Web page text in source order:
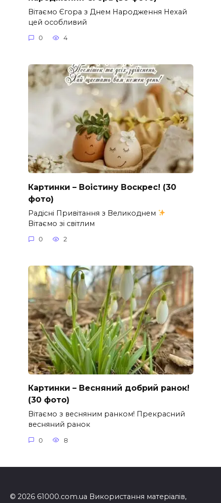
Вітаємо Єгора з Днем Народження Нехай
цей особливий
0 4
Картинки – Воістину Воскрес! (30
фото)
Радісні Привітання з Великоднем
Вітаємо зі світлим
0 2
Картинки – Весняний добрий ранок!
(30 фото)
Вітаємо з весняним ранком! Прекрасний
весняний ранок
0 8
© 2026 61000.com.ua Використання матеріалів,